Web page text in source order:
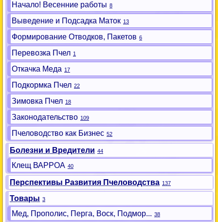
Начало! Весенние работы 8
Выведение и Подсадка Маток 13
Формирование Отводков, Пакетов 6
Перевозка Пчел 1
Откачка Меда 17
Подкормка Пчел 22
Зимовка Пчел 18
Законодательство 109
Пчеловодство как Бизнес 52
Болезни и Вредители 44
Клещ ВАРРОА 40
Перспективы Развития Пчеловодства 137
Товары 3
Мед, Прополис, Перга, Воск, Подмор... 38